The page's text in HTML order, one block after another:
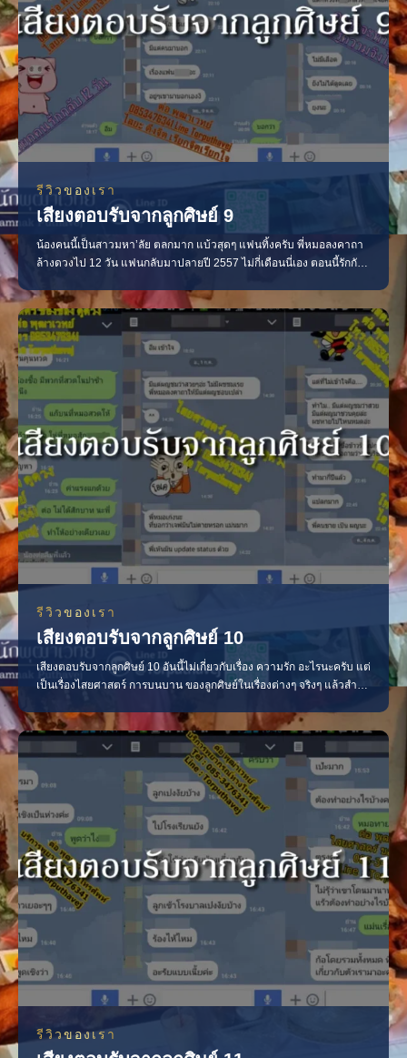
รีวิวของเรา
เสียงตอบรับจากลูกศิษย์ 9
น้องคนนี้เป็นสาวมหา’ลัย ตลกมาก แบ้วสุดๆ แฟนทิ้งครับ พี่หมอลงคาถา
ล้างดวงไป 12 วัน แฟนกลับมาปลายปี 2557 ไม่กี่เดือนนี่เอง ตอนนี้รักกัน
ไม่โง่ ถ้าฟังแต่โปเตโต้ ถึงมีรักแท้ ก็ดูแล้วไม่ได้” 55555555+ คาถาจะ
ทำให้เรารู้ความจริงไปเอง หล
รีวิวของเรา
เสียงตอบรับจากลูกศิษย์ 10
เสียงตอบรับจากลูกศิษย์ 10 อันนี้ไม่เกี่ยวกับเรื่อง ความรัก อะไรนะครับ แต่
เป็นเรื่องไสยศาสตร์ การบนบาน ของลูกศิษย์ในเรื่องต่างๆ จริงๆ แล้วสำนัก
ไคร่ๆ นะครับ ศิษย์ คนนี้กราบหมอบนกับทวดเรื่องขอ วีซ่าไป USA เพราะ
เพื่อนเธอไปทำเท่าไหร่ก
รีวิวของเรา